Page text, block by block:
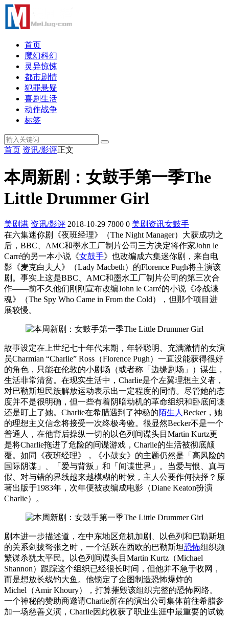
首页
魔幻科幻
灵异惊悚
都市剧情
犯罪悬疑
喜剧生活
动作战争
标签
首页 资讯/影评正文
本周新剧：女鼓手第一季The
Little Drummer Girl
美剧港 资讯/影评 2018-10-29 7800 0 美剧资讯女鼓手
在六集迷你剧《夜班经理》（The Night Manager）大获成功之
后，BBC、AMC和墨水工厂制片公司三方决定将作家John le
Carré的另一本小说《女鼓手》也改编成六集迷你剧，来自电
影《麦克白夫人》（Lady Macbeth）的Florence Pugh将主演该
剧。事实上这是BBC、AMC和墨水工厂制片公司的第三次合
作——前不久他们刚刚宣布改编John le Carré的小说《冷战谍
魂》（The Spy Who Came in From the Cold），但那个项目进
展较慢。
故事设定在上世纪七十年代末期，年轻聪明、充满激情的女演
员Charmian “Charlie” Ross（Florence Pugh）一直没能获得很好
的角色，只能在伦敦的小剧场（或者称「边缘剧场」）谋生，
生活非常清贫。在现实生活中，Charlie是个左翼理想主义者，
对巴勒斯坦民族解放运动表示出一定程度的同情。尽管她的态
度并不是很明确，但一些有着阴暗动机的革命组织和卧底间谍
还是盯上了她。Charlie在希腊遇到了神秘的陌生人 Becker，她
的理想主义信念将接受一次终极考验。很显然Becker不是一个
普通人，在他背后操纵一切的以色列间谍头目Martin Kurtz更
是将Charlie拖进了危险的间谍游戏，Charlie的生活被彻底颠
覆。如同《夜班经理》，《小鼓女》的主题仍然是「高风险的
国际阴谋」、「爱与背叛」和「间谍世界」。当爱与恨、真与
假、对与错的界线越来越模糊的时候，主人公要作何抉择？原
著出版于1983年，次年便被改编成电影（Diane Keaton扮演
Charlie）。
剧本进一步描述道，在中东地区危机加剧、以色列和巴勒斯坦
的关系剑拔弩张之时，一个活跃在西欧的巴勒斯坦恐怖组织频
繁谋杀犹太平民。以色列间谍头目Martin Kurtz（Michael
Shannon）跟踪这个组织已经很长时间，但他并不急于收网，
而是想放长线钓大鱼。他锁定了企图制造恐怖爆炸的
Michel（Amir Khoury），打算摧毁该组织完整的恐怖网络。
一个神秘的赞助商邀请Charlie所在的演出公司集体前往希腊参
加一场慈善义演，Charlie因此收获了职业生涯中最重要的试镜